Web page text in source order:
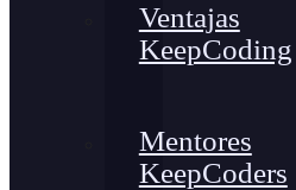
Ventajas
KeepCoding
Mentores
KeepCoders